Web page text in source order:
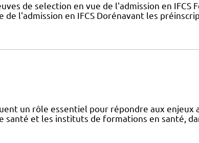
de selection en vue de l'admission en IFCS
de l'admission en IFCS Dorénavant les
un rôle essentiel pour répondre aux enjeux
santé et les instituts de formations en santé,